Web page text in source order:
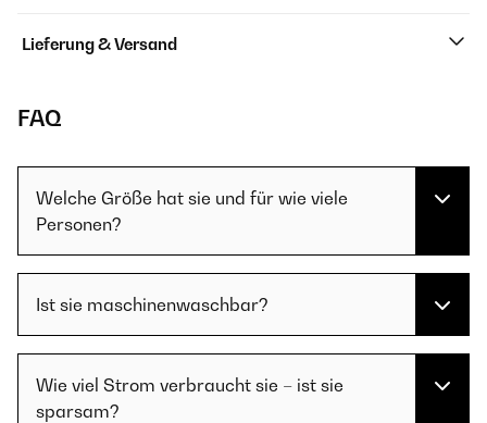
Lieferung & Versand
FAQ
Welche Größe hat sie und für wie viele
Personen?
Ist sie maschinenwaschbar?
Wie viel Strom verbraucht sie – ist sie
sparsam?